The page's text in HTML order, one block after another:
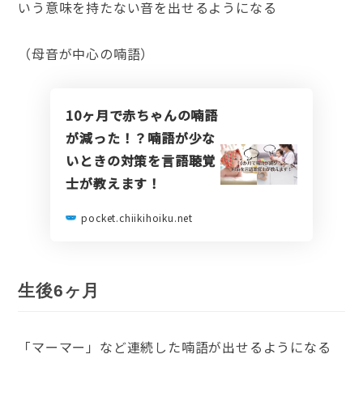
いう意味を持たない音を出せるようになる
（母音が中心の喃語）
10ヶ月で赤ちゃんの喃語
が減った！？喃語が少な
いときの対策を言語聴覚
士が教えます！
pocket.chiikihoiku.net
生後6ヶ月
「マーマー」など連続した喃語が出せるようになる